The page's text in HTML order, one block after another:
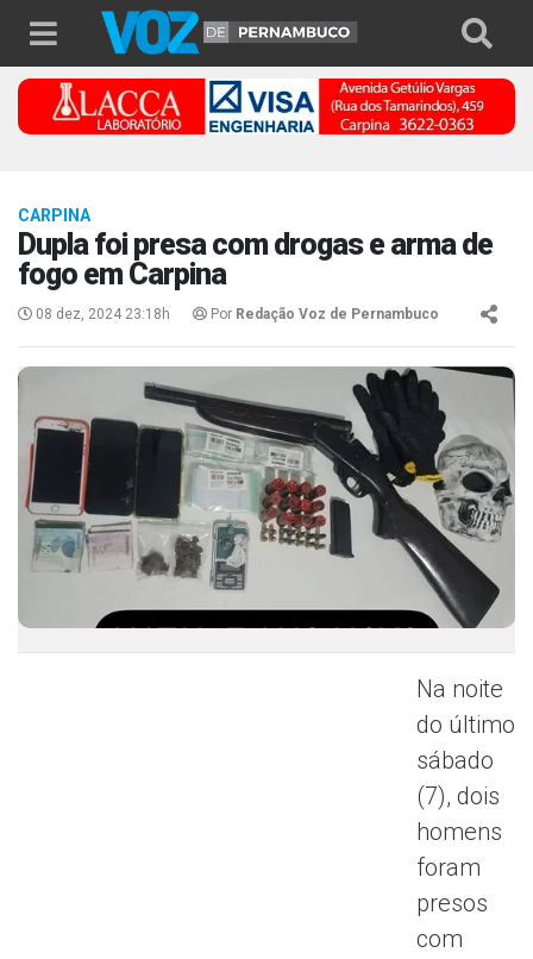
CARPINA
Dupla foi presa com drogas e arma de
fogo em Carpina
08 dez, 2024 23:18h Por Redação Voz de Pernambuco
Na noite
do último
sábado
(7), dois
homens
foram
presos
com